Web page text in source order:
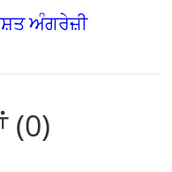
ਅੰਗਰੇਜ਼ੀ
(0)